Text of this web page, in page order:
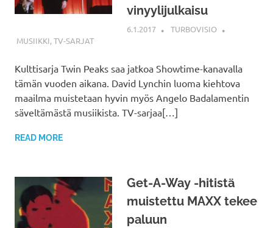
vinyylijulkaisu
6.1.2017
TURBOVISIO
MUSIIKKI,TV-SARJAT
Kulttisarja Twin Peaks saa jatkoa Showtime-kanavalla
tämän vuoden aikana. David Lynchin luoma kiehtova
maailma muistetaan hyvin myös Angelo Badalamentin
säveltämästä musiikista. TV-sarjaa[…]
READ MORE
Get-A-Way -hitistä
muistettu MAXX tekee
paluun